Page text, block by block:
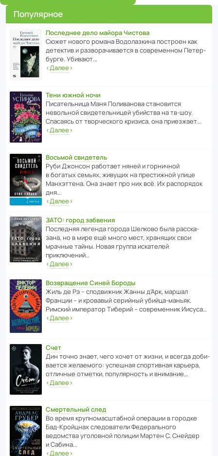
Популярное
Последнее дело майора Чистова
Сюжет нового романа Водо­ла­з­кина пост­роен как
дете­ктив и разво­ра­чи­ва­ется в совре­менном Пете­р­
бурге. Убивают…
‹Далее›
Тени южной ночи
Писа­тель­ница Маня Поли­ва­нова стано­вится
невольной свиде­тель­ницей убийства на тв-шоу.
Спасаясь от твор­че­с­кого кризиса, она приезжает…
‹Далее›
Восьмой свидетель
Руби Джонсон рабо­тает няней и горни­чной
в богатых семьях, живущих на прес­ти­жной улице
Манх­эт­тена. Она знает про них всё. Их распо­рядок
дня…
‹Далее›
ЗАТО: город забвения
После­дняя легенда города Шелково была расска­
зана, но в мире ещё много мест, хранящих свои
мрачные тайны. Новая группа иска­телей
приключений…
‹Далее›
Возвращение Синей Бороды
Жиль де Рэ – спод­ви­жник Жанны д’Арк, маршал
Франции – и кровавый серийный убийца-маньяк.
Римский импе­ратор Тиберий – совре­менник Иисуса…
‹Далее›
Счет
Дин точно знает, чего хочет от жизни, и всегда доби­
ва­ется жела­е­мого: успе­шная спор­ти­вная карьера,
отли­чные отметки, попу­ля­р­ность и внимание…
‹Далее›
Смертельный след
Во время круп­но­мас­ш­та­бной операции в городке
Бад‑Крой­цнах следо­ва­тели Феде­раль­ного
ведомства уголо­вной полиции Мартен С. Снейдер
и Сабина…
‹Далее›